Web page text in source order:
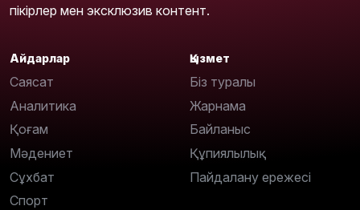
пікірлер мен эксклюзив контент.
Айдарлар
Саясат
Аналитика
Қоғам
Мәдениет
Сұхбат
Спорт
Қызмет
Біз туралы
Жарнама
Байланыс
Құпиялылық
Пайдалану ережесі